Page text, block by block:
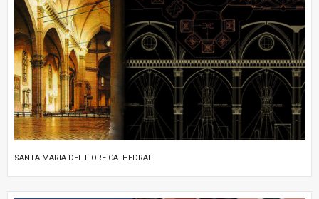
SANTA MARIA DEL FIORE CATHEDRAL